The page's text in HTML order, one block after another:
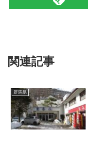
関連記事
群馬県